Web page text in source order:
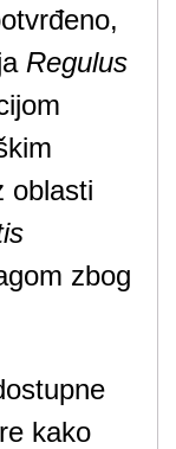
Regulus
oblasti
zbog
kako